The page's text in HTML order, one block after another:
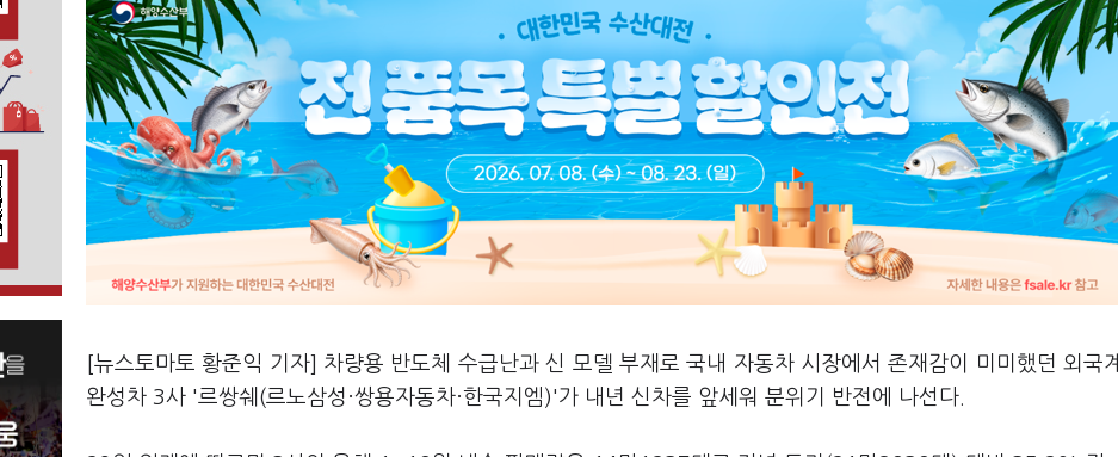
[뉴스토마토 황준익 기자] 차량용 반도체 수급난과 신 모델 부재로 국내 자동차 시장에서 존재감이 미미했던 외국계
완성차 3사 '르쌍쉐(르노삼성·쌍용자동차·한국지엠)'가 내년 신차를 앞세워 분위기 반전에 나선다.